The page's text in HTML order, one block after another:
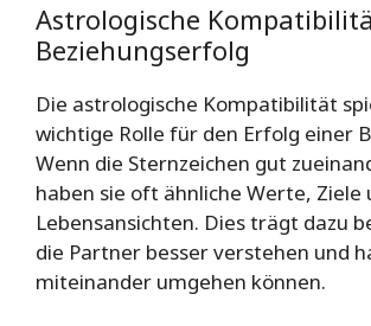
Astrologische
Beziehungserfolg
Die astrologische Kompatibilität
wichtige Rolle für den Erfolg einer
Wenn die Sternzeichen gut
haben sie oft ähnliche Werte, Ziele
Lebensansichten. Dies trägt dazu
die Partner besser verstehen und
miteinander umgehen können.